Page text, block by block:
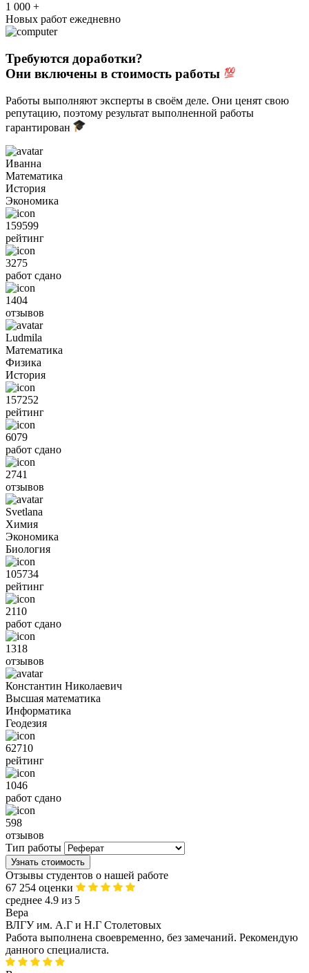
1 000 +
Новых работ ежедневно
Требуются доработки?
Они включены в стоимость работы
Работы выполняют эксперты в своём деле. Они ценят свою
репутацию, поэтому результат выполненной работы
гарантирован
Иванна
Математика
История
Экономика
159599
рейтинг
3275
работ сдано
1404
отзывов
Ludmila
Математика
Физика
История
157252
рейтинг
6079
работ сдано
2741
отзывов
Svetlana
Химия
Экономика
Биология
105734
рейтинг
2110
работ сдано
1318
отзывов
Константин Николаевич
Высшая математика
Информатика
Геодезия
62710
рейтинг
1046
работ сдано
598
отзывов
Тип работы
Узнать стоимость
Отзывы студентов о нашей работе
67 254 оценки
среднее 4.9 из 5
Вера
ВЛГУ им. А.Г и Н.Г Столетовых
Работа выполнена своевременно, без замечаний. Рекомендую
данного специалиста.